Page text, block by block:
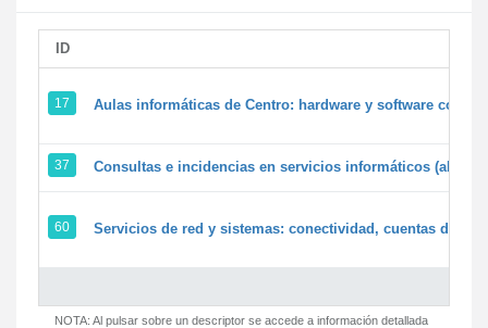
ID
17 Aulas informáticas de Centro: hardware y software
37 Consultas e incidencias en servicios informáticos
60 Servicios de red y sistemas: conectividad, cuentas de
NOTA: Al pulsar sobre un descriptor se accede a información detallada